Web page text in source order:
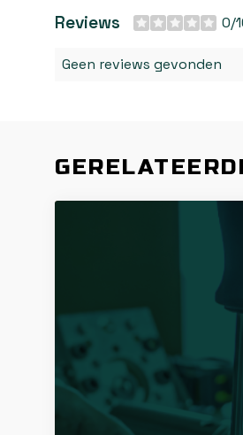
Reviews 0/
Geen reviews gevonden